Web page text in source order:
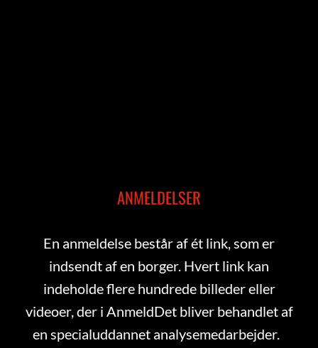
ANMELDELSER
En anmeldelse består af ét link, som er
indsendt af en borger. Hvert link kan
indeholde flere hundrede billeder eller
videoer, der i AnmeldDet bliver behandlet af
en specialuddannet analysemedarbejder.